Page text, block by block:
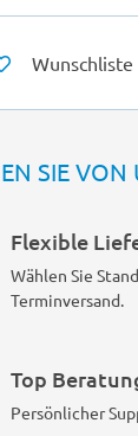
Wunschliste
SIE VON
Flexible
Wählen Sie
Terminversand.
Top
Persönlicher